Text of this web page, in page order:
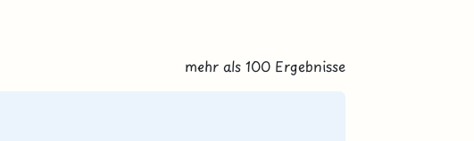
mehr als 100 Ergebnisse